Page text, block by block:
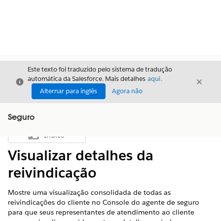
Fechar
Este texto foi traduzido pelo sistema de tradução
automática da Salesforce. Mais detalhes aqui.
Alternar para inglês
Agora não
Fechar
Seguro
Mostrar índice
Índice
Visualizar detalhes da
reivindicação
Mostre uma visualização consolidada de todas as
reivindicações do cliente no Console do agente de seguro
para que seus representantes de atendimento ao cliente